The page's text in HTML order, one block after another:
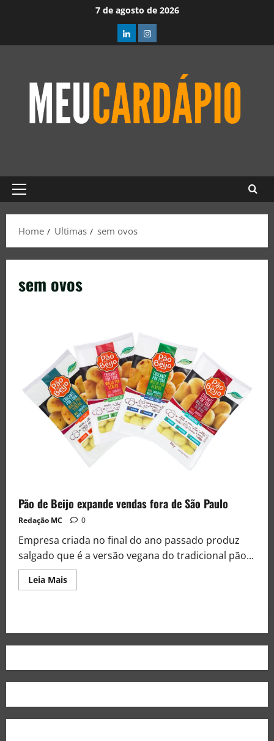
7 de agosto de 2026
Home Ultimas sem ovos
sem ovos
Pão de Beijo expande vendas fora de São Paulo
Redação MC 0
Empresa criada no final do ano passado produz
salgado que é a versão vegana do tradicional pão...
Leia Mais